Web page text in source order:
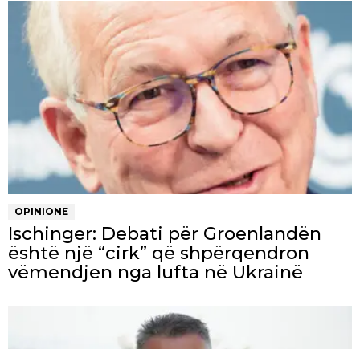
OPINIONE
Ischinger: Debati për Groenlandën
është një “cirk” që shpërqendron
vëmendjen nga lufta në Ukrainë